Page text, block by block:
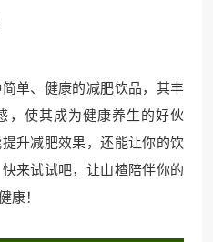
单、健康的减肥饮品，其丰
，使其成为健康养生的好伙
升减肥效果，还能让你的饮
来试试吧，让山楂陪伴你的
康！